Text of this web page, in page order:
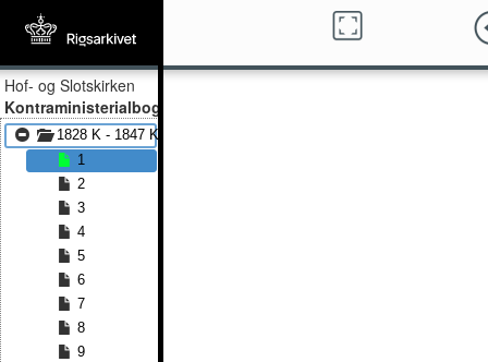
Hof- og Slotskirken
Kontraministerialbog
1828 K - 1847 K
1
2
3
4
5
6
7
8
9